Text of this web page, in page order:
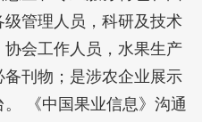
管理人员，科研及技术
会工作人员，水果生产
刊物；是涉农企业展示
《中国果业信息》沟通